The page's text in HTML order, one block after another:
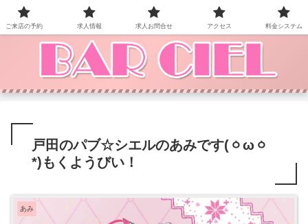
BAR CIEL！ご来店お待ちしています。
戸田のパブ☆シエルのあみです(ㆁωㆁ
*)もくようびい！
あみ
ご来店の予約 求人情報 求人お問合せ アクセス 料金システム